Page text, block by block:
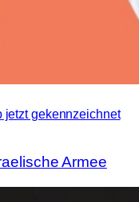
jetzt gekennzeichnet
Armee